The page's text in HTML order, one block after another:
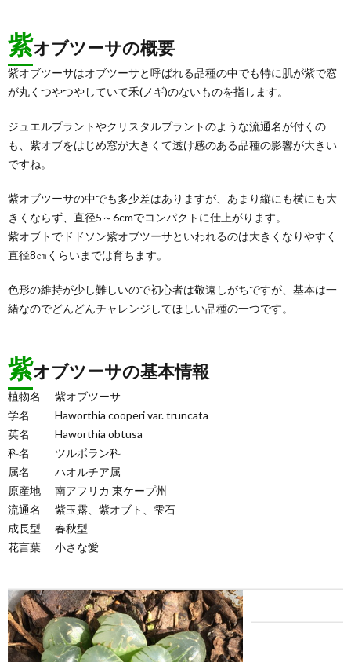
紫オブツーサの概要
紫オブツーサはオブツーサと呼ばれる品種の中でも特に肌が紫で窓
が丸くつやつやしていて禾(ノギ)のないものを指します。
ジュエルプラントやクリスタルプラントのような流通名が付くの
も、紫オブをはじめ窓が大きくて透け感のある品種の影響が大きい
ですね。
紫オブツーサの中でも多少差はありますが、あまり縦にも横にも大
きくならず、直径5～6cmでコンパクトに仕上がります。
紫オブトでドドソン紫オブツーサといわれるのは大きくなりやすく
直径8㎝くらいまでは育ちます。
色形の維持が少し難しいので初心者は敬遠しがちですが、基本は一
緒なのでどんどんチャレンジしてほしい品種の一つです。
紫オブツーサの基本情報
植物名
紫オブツーサ
学名
Haworthia cooperi var. truncata
英名
Haworthia obtusa
科名
ツルボラン科
属名
ハオルチア属
原産地
南アフリカ 東ケープ州
流通名
紫玉露、紫オブト、雫石
成長型
春秋型
花言葉
小さな愛